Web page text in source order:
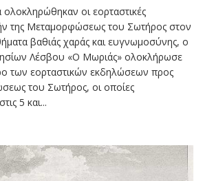
ολοκληρώθηκαν οι εορταστικές
της Μεταμορφώσεως του Σωτήρος στον
βαθιάς χαράς και ευγνωμοσύνης, ο
Λέσβου «Ο Μωριάς» ολοκλήρωσε
των εορταστικών εκδηλώσεων προς
του Σωτήρος, οι οποίες
5 και...